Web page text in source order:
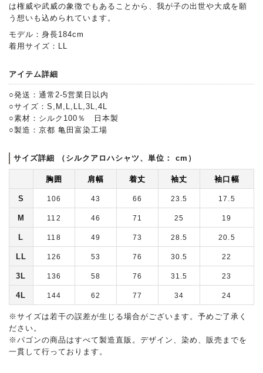
は権威や武威の象徴でもあることから、我が子の出世や大成を願
う想いも込められています。
モデル：身長184cm
着用サイズ：LL
アイテム詳細
○発送：通常2-5営業日以内
○サイズ：S,M,L,LL,3L,4L
○素材：シルク100％ 日本製
○製造：京都 亀田富染工場
サイズ詳細 （シルクアロハシャツ、単位： cm）
胸囲 肩幅 着丈 袖丈 袖口幅
S 106 43 66 23.5 17.5
M 112 46 71 25 19
L 118 49 73 28.5 20.5
LL 126 53 76 30.5 22
3L 136 58 76 31.5 23
4L 144 62 77 34 24
※サイズは若干の誤差が生じる場合がございます。予めご了承く
ださい。
※パゴンの商品はすべて製造直販。デザイン、染め、販売までを
一貫して行っております。